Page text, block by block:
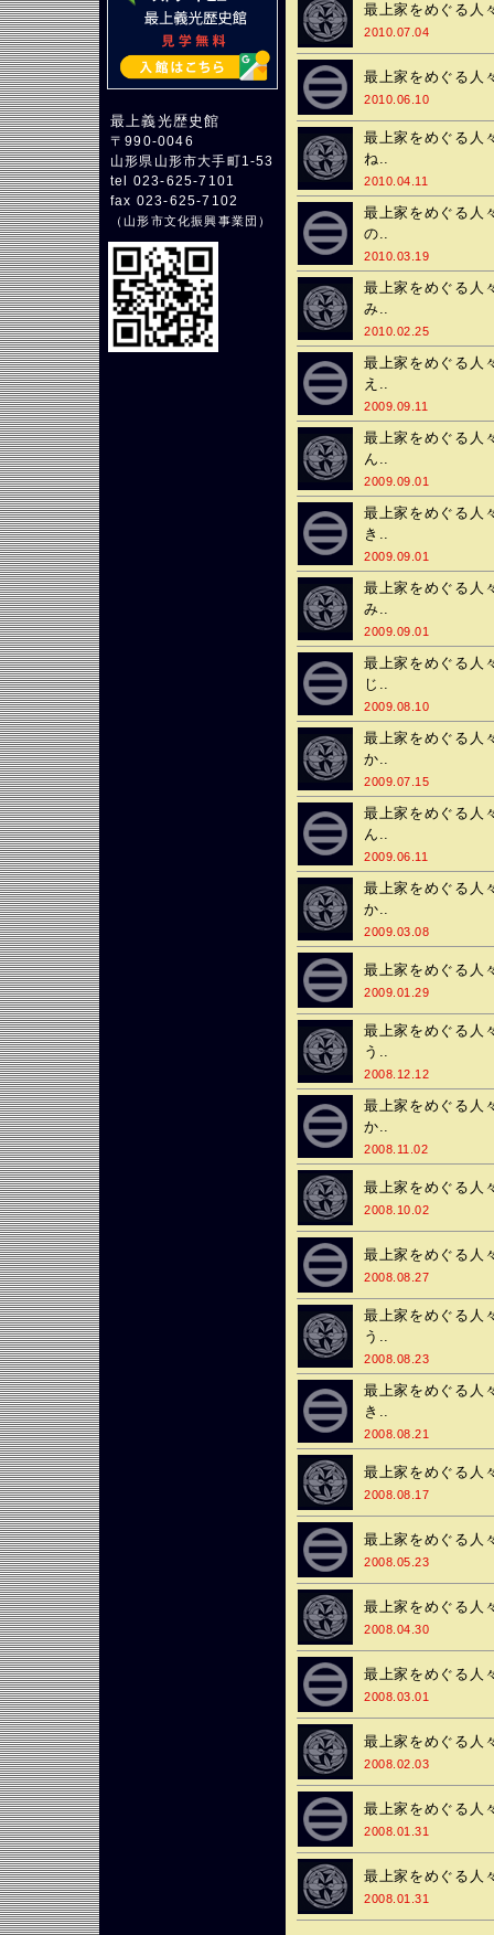
最上義光歴史館
〒990-0046
山形県山形市大手町1-53
tel 023-625-7101
fax 023-625-7102
（山形市文化振興事業団 ）
最上家をめぐる人
2010.07.04
最上家をめぐる人
2010.06.10
最上家をめぐる人
ね..
2010.04.11
最上家をめぐる人
の..
2010.03.19
最上家をめぐる人
み..
2010.02.25
最上家をめぐる人
え..
2009.09.11
最上家をめぐる人
ん..
2009.09.01
最上家をめぐる人
き..
2009.09.01
最上家をめぐる人
み..
2009.09.01
最上家をめぐる人
じ..
2009.08.10
最上家をめぐる人
か..
2009.07.15
最上家をめぐる人
ん..
2009.06.11
最上家をめぐる人
か..
2009.03.08
最上家をめぐる人
2009.01.29
最上家をめぐる人
う..
2008.12.12
最上家をめぐる人
か..
2008.11.02
最上家をめぐる人
2008.10.02
最上家をめぐる人
2008.08.27
最上家をめぐる人
う..
2008.08.23
最上家をめぐる人
き..
2008.08.21
最上家をめぐる人
2008.08.17
最上家をめぐる人
2008.05.23
最上家をめぐる人
2008.04.30
最上家をめぐる人
2008.03.01
最上家をめぐる人
2008.02.03
最上家をめぐる人
2008.01.31
最上家をめぐる人
2008.01.31